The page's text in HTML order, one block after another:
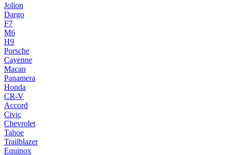
Jolion
Dargo
F7
M6
H9
Porsche
Cayenne
Macan
Panamera
Honda
CR-V
Accord
Civic
Chevrolet
Tahoe
Trailblazer
Equinox